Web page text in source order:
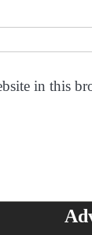
in this